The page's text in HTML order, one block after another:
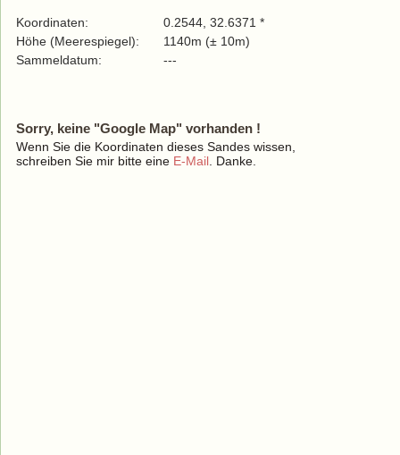
Koordinaten:
0.2544, 32.6371 *
Höhe (Meerespiegel):
1140m (± 10m)
Sammeldatum:
---
Sorry, keine "Google Map" vorhanden !
Wenn Sie die Koordinaten dieses Sandes wissen,
schreiben Sie mir bitte eine E-Mail . Danke.